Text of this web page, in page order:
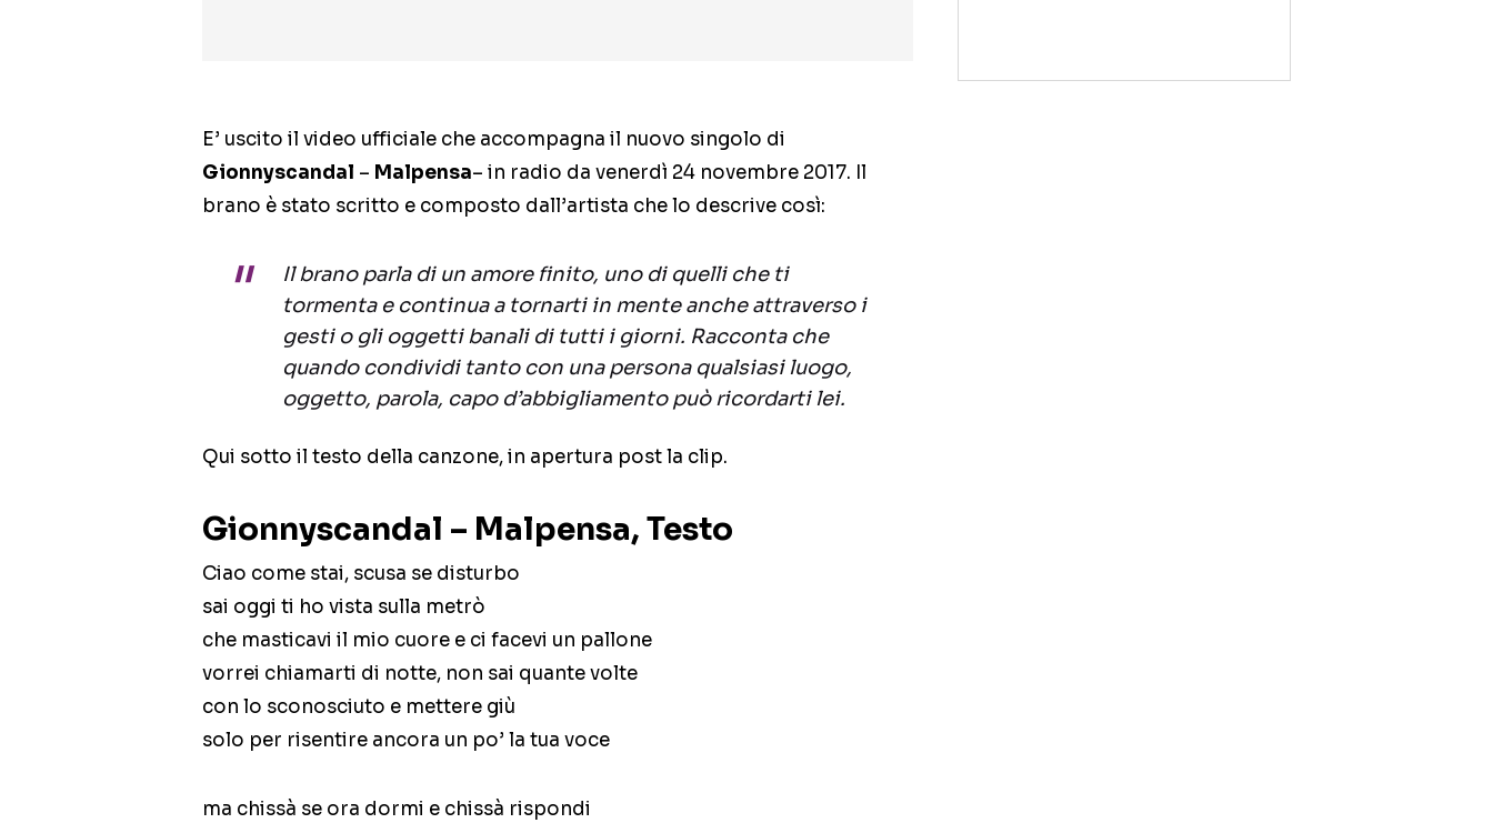
E’ uscito il video ufficiale che accompagna il nuovo singolo di
Gionnyscandal – Malpensa– in radio da venerdì 24 novembre 2017. Il
brano è stato scritto e composto dall’artista che lo descrive così:
Il brano parla di un amore finito, uno di quelli che ti
tormenta e continua a tornarti in mente anche attraverso i
gesti o gli oggetti banali di tutti i giorni. Racconta che
quando condividi tanto con una persona qualsiasi luogo,
oggetto, parola, capo d’abbigliamento può ricordarti lei.
Qui sotto il testo della canzone, in apertura post la clip.
Gionnyscandal – Malpensa, Testo
Ciao come stai, scusa se disturbo
sai oggi ti ho vista sulla metrò
che masticavi il mio cuore e ci facevi un pallone
vorrei chiamarti di notte, non sai quante volte
con lo sconosciuto e mettere giù
solo per risentire ancora un po’ la tua voce
ma chissà se ora dormi e chissà rispondi